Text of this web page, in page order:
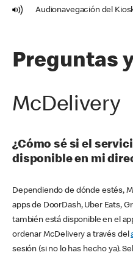
Audionavegación del
Preguntas
McDelivery
¿Cómo sé si el
disponible en mi
Dependiendo de dónde estés,
apps de DoorDash, Uber Eats,
también está disponible en el
ordenar McDelivery a través del
sesión (si no lo has hecho ya).